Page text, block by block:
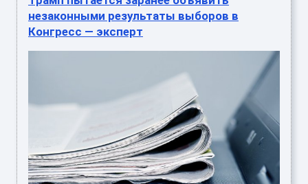
незаконными результаты выборов в
Конгресс — эксперт